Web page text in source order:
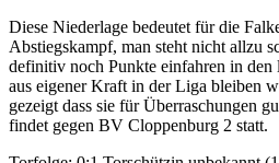
Diese Niederlage bedeutet für die
Abstiegskampf, man steht nicht allzu
definitiv noch Punkte einfahren in den
aus eigener Kraft in der Liga bleiben
gezeigt dass sie für Überraschungen
findet gegen BV Cloppenburg 2 statt.